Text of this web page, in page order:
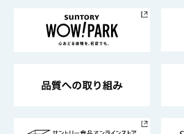
地域情報
サントリーサンバーズ大阪
サントリーが考えるサステナ
企業概要